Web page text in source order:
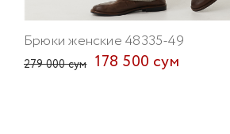
Брюки женские 48335-49
279 000 сум 178 500 сум